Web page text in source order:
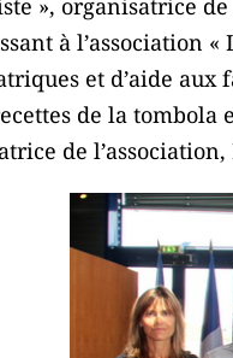
», organisatrice
à l’association
et d’aide aux
de la tombola
de